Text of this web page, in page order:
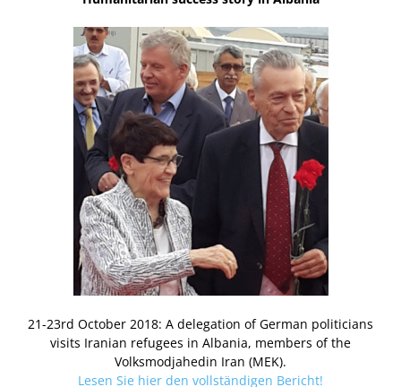
21-23rd October 2018: A delegation of German politicians
visits Iranian refugees in Albania, members of the
Volksmodjahedin Iran (MEK).
Lesen Sie hier den vollständigen Bericht!